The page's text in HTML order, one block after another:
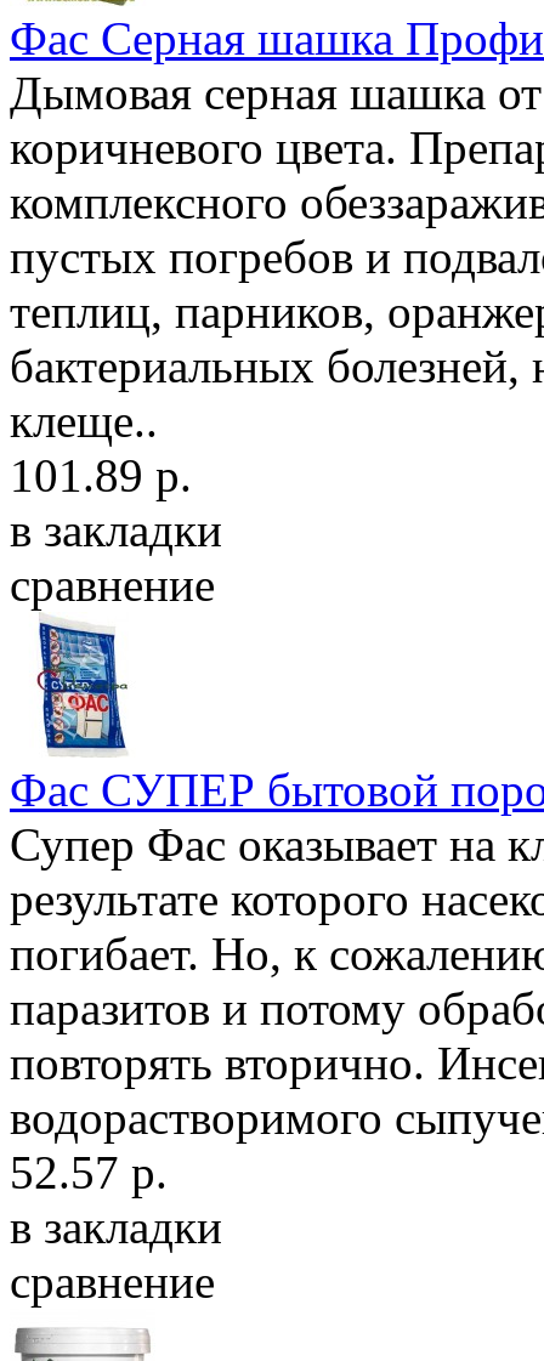
Фас Серная шашка
Дымовая серная шашка
коричневого цвета.
комплексного
пустых погребов и
теплиц, парников,
бактериальных
клеще..
101.89 р.
в закладки
сравнение
Фас СУПЕР бытовой
Супер Фас оказывает на
результате которого
погибает. Но, к
паразитов и потому
повторять вторично.
водорастворимого
52.57 р.
в закладки
сравнение